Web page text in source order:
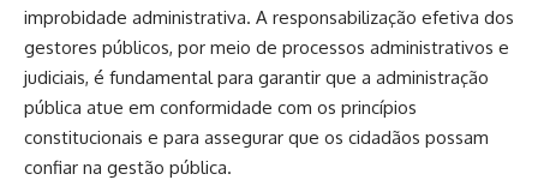
improbidade administrativa. A responsabilização efetiva dos
gestores públicos, por meio de processos administrativos e
judiciais, é fundamental para garantir que a administração
pública atue em conformidade com os princípios
constitucionais e para assegurar que os cidadãos possam
confiar na gestão pública.